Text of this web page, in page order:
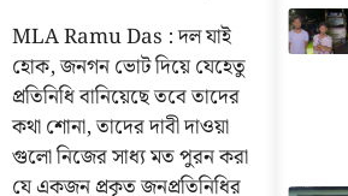
MLA Ramu Das : দল যাই
হোক, জনগন ভোট দিয়ে যেহেতু
প্রতিনিধি বানিয়েছে তবে তাদের
কথা শোনা, তাদের দাবী দাওয়া
গুলো নিজের সাধ্য মত পুরন করা
যে একজন প্রকৃত জনপ্রতিনিধির